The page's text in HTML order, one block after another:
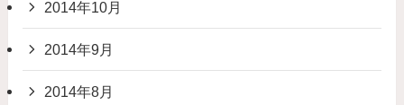
2014年10月
2014年9月
2014年8月